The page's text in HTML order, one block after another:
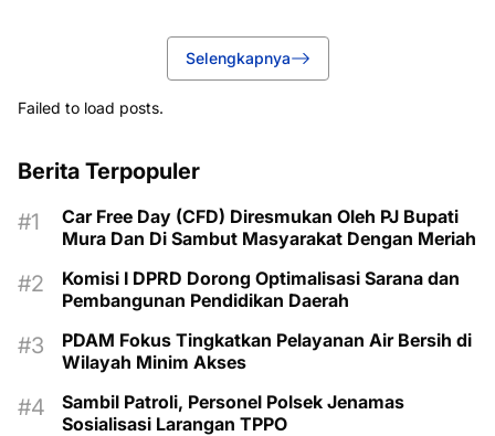
Selengkapnya
Failed to load posts.
Berita Terpopuler
Car Free Day (CFD) Diresmukan Oleh PJ Bupati
Mura Dan Di Sambut Masyarakat Dengan Meriah
Komisi I DPRD Dorong Optimalisasi Sarana dan
Pembangunan Pendidikan Daerah
PDAM Fokus Tingkatkan Pelayanan Air Bersih di
Wilayah Minim Akses
Sambil Patroli, Personel Polsek Jenamas
Sosialisasi Larangan TPPO